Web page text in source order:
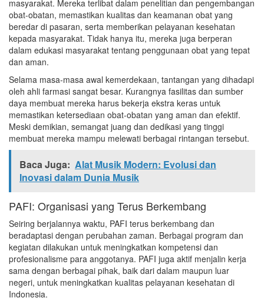
masyarakat. Mereka terlibat dalam penelitian dan pengembangan
obat-obatan, memastikan kualitas dan keamanan obat yang
beredar di pasaran, serta memberikan pelayanan kesehatan
kepada masyarakat. Tidak hanya itu, mereka juga berperan
dalam edukasi masyarakat tentang penggunaan obat yang tepat
dan aman.
Selama masa-masa awal kemerdekaan, tantangan yang dihadapi
oleh ahli farmasi sangat besar. Kurangnya fasilitas dan sumber
daya membuat mereka harus bekerja ekstra keras untuk
memastikan ketersediaan obat-obatan yang aman dan efektif.
Meski demikian, semangat juang dan dedikasi yang tinggi
membuat mereka mampu melewati berbagai rintangan tersebut.
Baca Juga: Alat Musik Modern: Evolusi dan
Inovasi dalam Dunia Musik
PAFI: Organisasi yang Terus Berkembang
Seiring berjalannya waktu, PAFI terus berkembang dan
beradaptasi dengan perubahan zaman. Berbagai program dan
kegiatan dilakukan untuk meningkatkan kompetensi dan
profesionalisme para anggotanya. PAFI juga aktif menjalin kerja
sama dengan berbagai pihak, baik dari dalam maupun luar
negeri, untuk meningkatkan kualitas pelayanan kesehatan di
Indonesia.